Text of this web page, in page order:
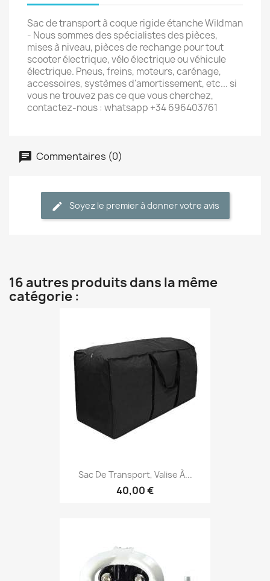
Sac de transport à coque rigide étanche Wildman
- Nous sommes des spécialistes des pièces,
mises à niveau, pièces de rechange pour tout
scooter électrique, vélo électrique ou véhicule
électrique. Pneus, freins, moteurs, carénage,
accessoires, systèmes d'amortissement, etc... si
vous ne trouvez pas ce que vous cherchez,
contactez-nous : whatsapp +34 696403761
Commentaires (0)
Soyez le premier à donner votre avis
16 autres produits dans la même
catégorie :
Sac De Transport, Valise À...
40,00 €